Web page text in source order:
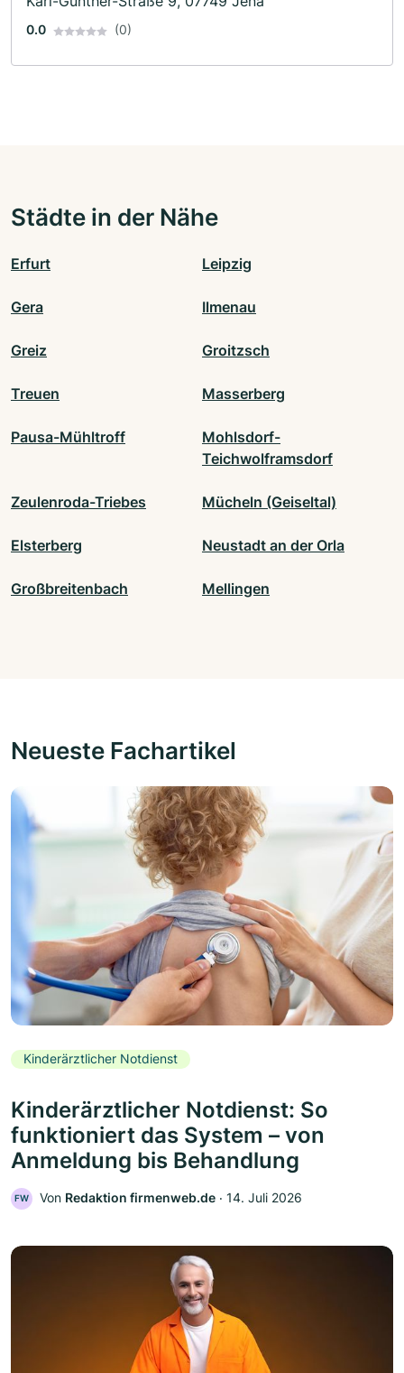
0.0 (0)
Städte in der Nähe
Erfurt Leipzig
Gera Ilmenau
Greiz Groitzsch
Treuen Masserberg
Pausa-Mühltroff
Mohlsdorf-
Teichwolframsdorf
Zeulenroda-Triebes Mücheln (Geiseltal)
Elsterberg Neustadt an der Orla
Großbreitenbach Mellingen
Neueste Fachartikel
Kinderärztlicher Notdienst
Kinderärztlicher Notdienst: So
funktioniert das System – von
Anmeldung bis Behandlung
FW Von Redaktion firmenweb.de ‧ 14. Juli 2026